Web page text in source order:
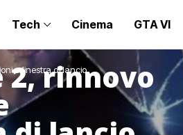
Tech Cinema GTA VI
e finestra di lancio
2, rinnovo